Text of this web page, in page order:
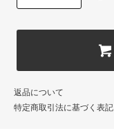
返品について
特定商取引法に基づく表記